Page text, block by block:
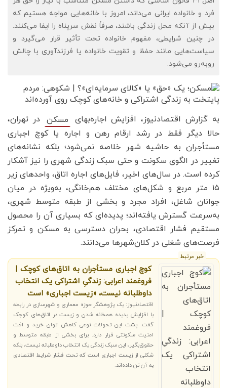
فرد و خانواده ایرانی می‌داند، امروز با خانه‌هایی مواجه هستیم که
بیش از آنکه محل زندگی باشند، صرفاً نقش سرپناه را ایفا می‌کنند.
در چنین شرایطی، مفهوم خانواده تحت تأثیر قرار می‌گیرد و
سیاست‌هایی مانند حفظ و تقویت خانواده یا فرزندآوری با چالش
روبه‌رو می‌شود.
به گزارش اقتصادنیوز، افزایش اجاره‌بهای مسکن در تهران،
حالا دیگر فقط در رشد ارقام رهن و اجاره یا کوچ اجباری
مستأجران به حاشیه شهر خلاصه نمی‌شود؛ بلکه نشانه‌های
تغییر در الگوی سکونت و حتی سبک زندگی شهری را نیز آشکار
کرده است. در سال‌های اخیر، فایل‌های اجاره اتاق، واحدهای زیر
۱۵ متر مربع و شکل‌های مختلف هم‌خانگی، به‌ویژه در میان
جوانان شاغل، افراد مجرد و بخشی از طبقه متوسط شهری،
به‌سرعت گسترش یافته‌اند؛ پدیده‌ای که بسیاری آن را محصول
مستقیم فشار اقتصادی، بحران دسترسی به مسکن و تمرکز
فرصت‌های شغلی در کلان‌شهرها می‌دانند.
خبر مرتبط
کوچ اجباری مستأجران به اتاق‌های کوچک |
فروغمند اعرابی: زندگیِ اشتراکی یک انتخاب
داوطلبانه نیست، «زیست اجباری» است
اقتصادنیوز: یک پژوهشگر حوزه معماری و شهرسازی در رابطه
با افزایش پدیده همخانه شدن و زیست در اتاق‌های کوچک
گفت: پشت این تحولات نوعی کاهش توان خرید و افت
امنیت سکونتی قرار دارد. برای بخشی از طبقه متوسط و
حقوق‌بگیر، این سبک زندگی یک انتخاب داوطلبانه نیست، بلکه
شکلی از زیست اجباری است که تحت فشار شرایط اقتصادی
به آن تن داده‌اند.